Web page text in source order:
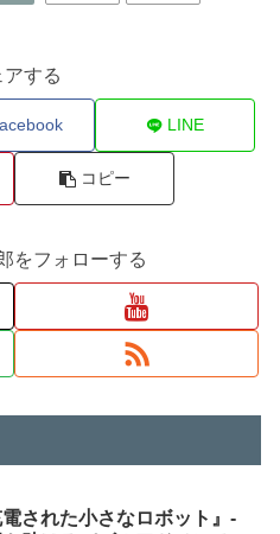
アする
LINE
コピー
をフォローする
電された小さなロボット』-